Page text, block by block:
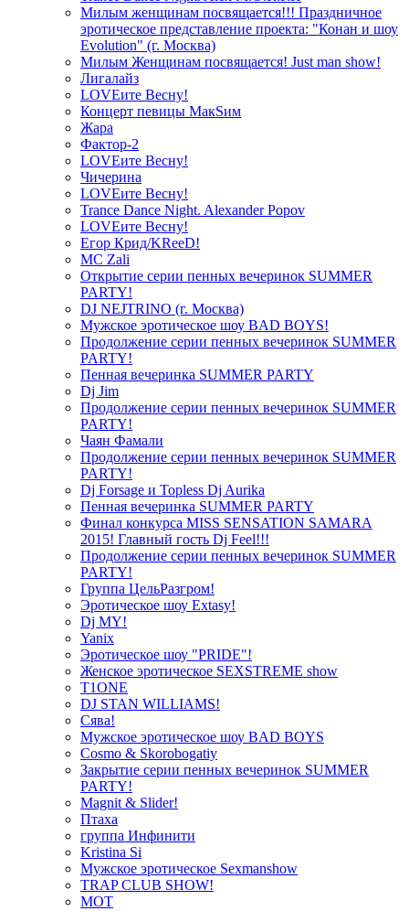
Милым женщинам посвящается!!! Праздничное
эротическое представление проекта: "Конан и шоу
Evolution" (г. Москва)
Милым Женщинам посвящается! Just man show!
Лигалайз
LOVEите Весну!
Концерт певицы МакSим
Жара
Фактор-2
LOVEите Весну!
Чичерина
LOVEите Весну!
Trance Dance Night. Alexander Popov
LOVEите Весну!
Егор Крид/KReeD!
MC Zali
Открытие серии пенных вечеринок SUMMER
PARTY!
DJ NEJTRINO (г. Москва)
Мужское эротическое шоу BAD BOYS!
Продолжение серии пенных вечеринок SUMMER
PARTY!
Пенная вечеринка SUMMER PARTY
Dj Jim
Продолжение серии пенных вечеринок SUMMER
PARTY!
Чаян Фамали
Продолжение серии пенных вечеринок SUMMER
PARTY!
Dj Forsage и Topless Dj Aurika
Пенная вечеринка SUMMER PARTY
Финал конкурса MISS SENSATION SAMARA
2015! Главный гость Dj Feel!!!
Продолжение серии пенных вечеринок SUMMER
PARTY!
Группа ЦельРазгром!
Эротическое шоу Extasy!
Dj MY!
Yanix
Эротическое шоу "PRIDE"!
Женское эротическое SEXSTREME show
T1ONE
DJ STAN WILLIAMS!
Сява!
Мужское эротическое шоу BAD BOYS
Cosmo & Skorobogatiy
Закрытие серии пенных вечеринок SUMMER
PARTY!
Magnit & Slider!
Птаха
группа Инфинити
Kristina Si
Мужское эротическое Sexmanshow
TRAP CLUB SHOW!
МОТ